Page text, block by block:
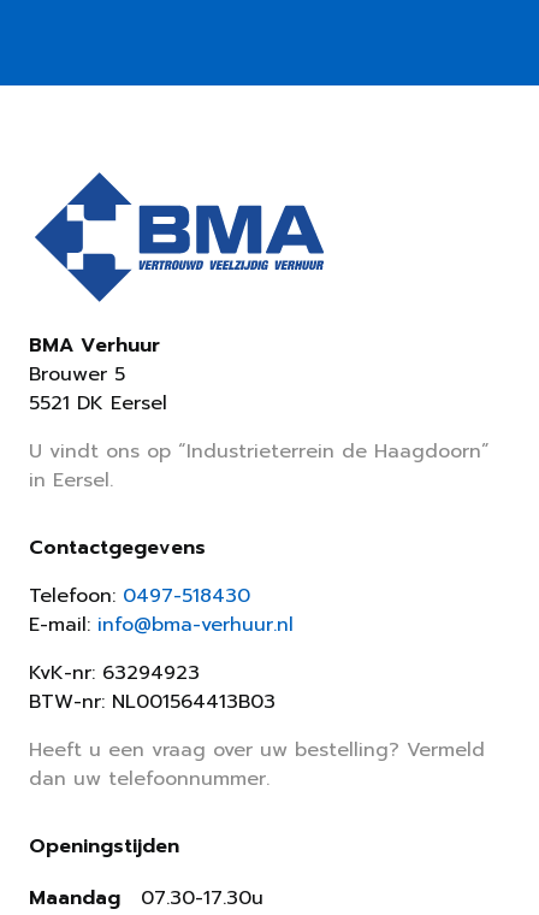
BMA Verhuur
Brouwer 5
5521 DK Eersel
U vindt ons op “Industrieterrein de Haagdoorn”
in Eersel.
Contactgegevens
Telefoon: 0497-518430
E-mail: info@bma-verhuur.nl
KvK-nr: 63294923
BTW-nr: NL001564413B03
Heeft u een vraag over uw bestelling? Vermeld
dan uw telefoonnummer.
Openingstijden
Maandag
07.30-17.30u